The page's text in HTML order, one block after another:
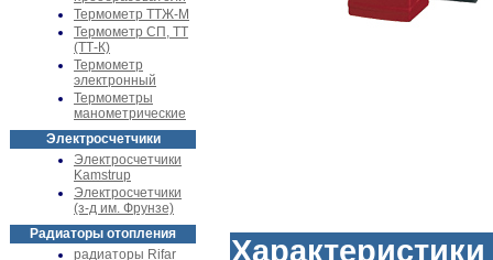
Термометр ТТЖ-М
Термометр СП, ТТ
(ТТ-К)
Термометр
электронный
Термометры
манометрические
Электросчетчики
Электросчетчики
Kamstrup
Электросчетчики
(з-д им. Фрунзе)
Радиаторы отопления
радиаторы Rifar